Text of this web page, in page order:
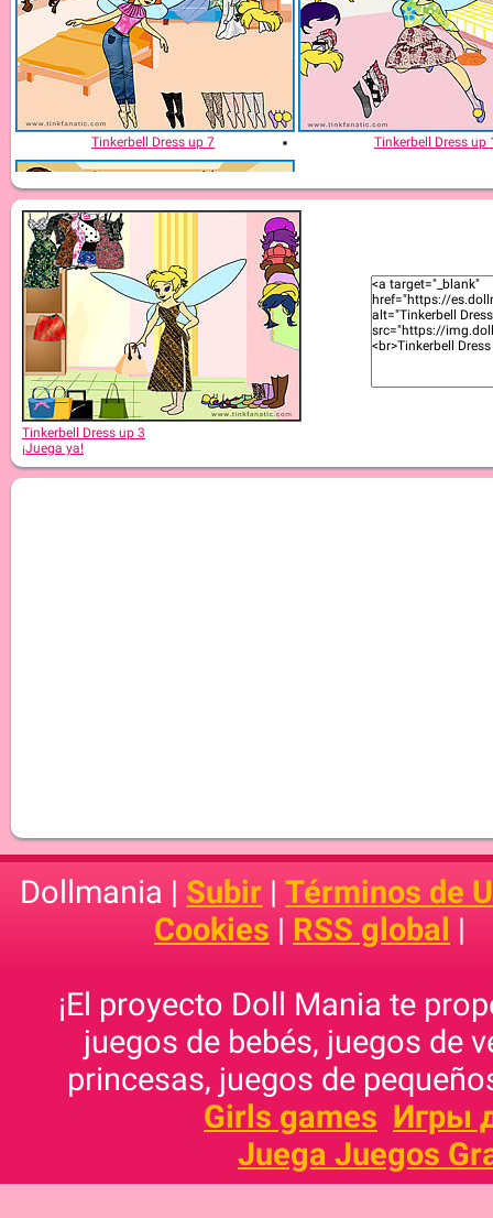
Tinkerbell Dress up 7 Tinkerbell Dress up
Tinkerbell Dress up 5
Tinkerbell Dress up 3
¡Juega ya!
Dollmania | Subir |Términos de
Cookies | RSS global |
¡El proyecto Doll Mania te
juegos de bebés, juegos de
princesas, juegos de
Girls games Игры
Juega Juegos